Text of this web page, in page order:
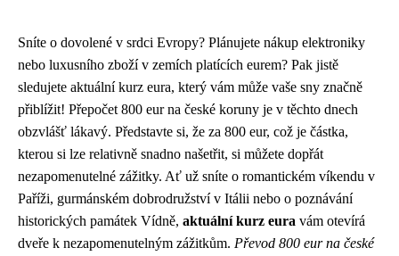
Sníte o dovolené v srdci Evropy? Plánujete nákup elektroniky
nebo luxusního zboží v zemích platících eurem? Pak jistě
sledujete aktuální kurz eura, který vám může vaše sny značně
přiblížit! Přepočet 800 eur na české koruny je v těchto dnech
obzvlášť lákavý. Představte si, že za 800 eur, což je částka,
kterou si lze relativně snadno našetřit, si můžete dopřát
nezapomenutelné zážitky. Ať už sníte o romantickém víkendu v
Paříži, gurmánském dobrodružství v Itálii nebo o poznávání
historických památek Vídně, aktuální kurz eura vám otevírá
dveře k nezapomenutelným zážitkům. Převod 800 eur na české